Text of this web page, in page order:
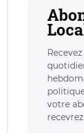
votre